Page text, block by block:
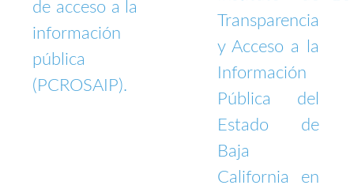
de acceso a la
información
pública
(PCROSAIP).
Transparencia
y Acceso a la
Información
Pública del
Estado de
Baja
California en